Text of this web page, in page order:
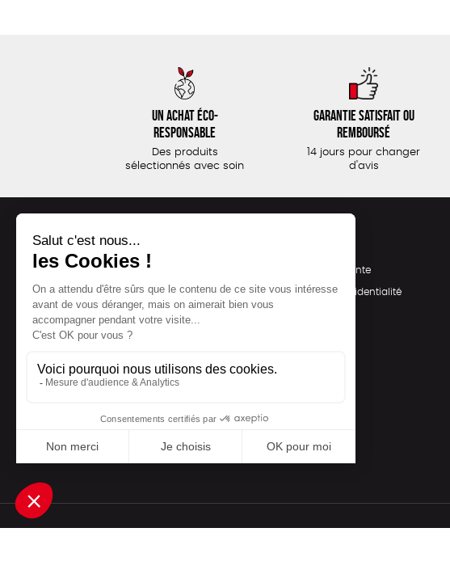
Un achat éco-
responsable
Des produits
sélectionnés avec soin
Garantie satisfait ou
remboursé
14 jours pour changer
d'avis
NOS PRODUITS
Notre collection
Accessoires
Bien-être
Papeterie
Conditions de vente
Politique de confidentialité